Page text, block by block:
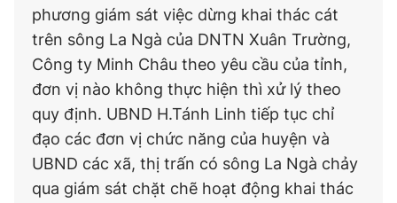
phương giám sát việc dừng khai thác cát
trên sông La Ngà của DNTN Xuân Trường,
Công ty Minh Châu theo yêu cầu của tỉnh,
đơn vị nào không thực hiện thì xử lý theo
quy định. UBND H.Tánh Linh tiếp tục chỉ
đạo các đơn vị chức năng của huyện và
UBND các xã, thị trấn có sông La Ngà chảy
qua giám sát chặt chẽ hoạt động khai thác